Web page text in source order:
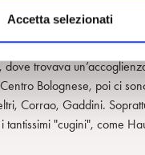
Accetta selezionati
a Bologna, furono
con Musatti e in seguito tra
Musatti farà dono al
trovava
Bolognese, poi ci
Corrao, Gaddini.
"cugini", come